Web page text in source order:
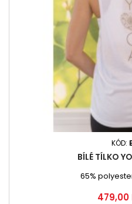
KÓD:
BÍLÉ TÍLKO
65%
Cena
479,00